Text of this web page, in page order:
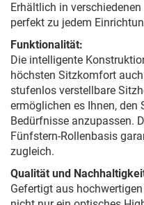
Erhältlich in
perfekt zu jedem
Funktionalität:
Die intelligente
höchsten Sitzkomfort
stufenlos verstellbare
ermöglichen es Ihnen,
Bedürfnisse anzupassen.
Fünfstern-Rollenbasis
zugleich.
Qualität und
Gefertigt aus